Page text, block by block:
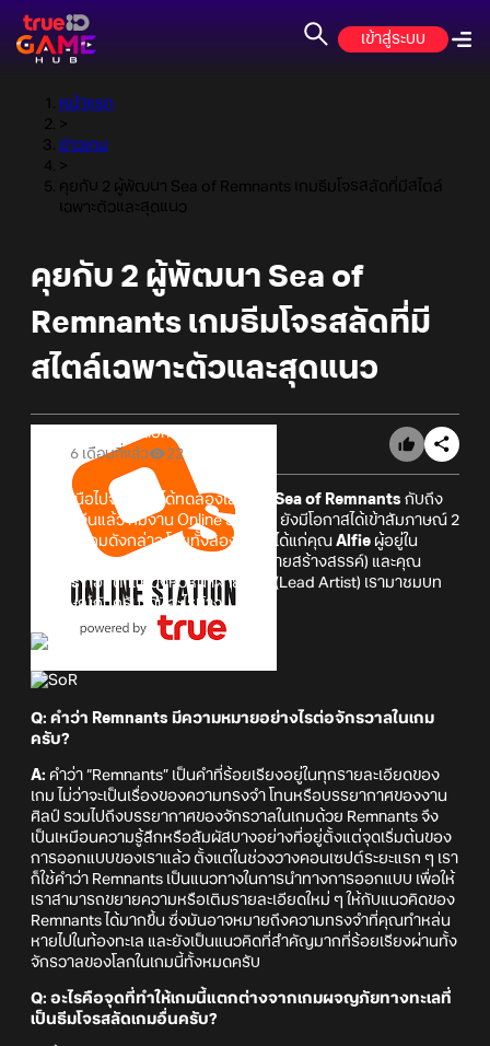
เข้าสู่ระบบ
หน้าแรก
>
ข่าวเกม
>
คุยกับ 2 ผู้พัฒนา Sea of Remnants เกมธีมโจรสลัดที่มีสไตล์
เฉพาะตัวและสุดแนว
คุยกับ 2 ผู้พัฒนา Sea of
Remnants เกมธีมโจรสลัดที่มี
สไตล์เฉพาะตัวและสุดแนว
Online Station
6 เดือนที่แล้ว
22
นอกเหนือไปจากการได้ทดลองเล่นเกม Sea of Remnants กับถึง
ประเทศจีนแล้ว ทีมงาน Online Station ยังมีโอกาสได้เข้าสัมภาษณ์ 2
ผู้พัฒนาเกมดังกล่าว โดยทั้งสองท่านนี้ได้แก่คุณ Alfie ผู้อยู่ใน
ตำแหน่ง Creative Director (ผู้กำกับฝ่ายสร้างสรรค์) และคุณ
Kairosที่อยู่ตำแหน่งหัวหน้าฝ่ายศิลป์ (Lead Artist) เรามาชมบท
สัมภาษณ์กันครับว่ามีอะไรบ้าง
Q: คำว่า Remnants มีความหมายอย่างไรต่อจักรวาลในเกม
ครับ?
A: คำว่า “Remnants” เป็นคำที่ร้อยเรียงอยู่ในทุกรายละเอียดของ
เกม ไม่ว่าจะเป็นเรื่องของความทรงจำ โทนหรือบรรยากาศของงาน
ศิลป์ รวมไปถึงบรรยากาศของจักรวาลในเกมด้วย Remnants จึง
เป็นเหมือนความรู้สึกหรือสัมผัสบางอย่างที่อยู่ตั้งแต่จุดเริ่มต้นของ
การออกแบบของเราแล้ว ตั้งแต่ในช่วงวางคอนเซปต์ระยะแรก ๆ เรา
ก็ใช้คำว่า Remnants เป็นแนวทางในการนำทางการออกแบบ เพื่อให้
เราสามารถขยายความหรือเติมรายละเอียดใหม่ ๆ ให้กับแนวคิดของ
Remnants ได้มากขึ้น ซึ่งมันอาจหมายถึงความทรงจำที่คุณทำหล่น
หายไปในท้องทะเล และยังเป็นแนวคิดที่สำคัญมากที่ร้อยเรียงผ่านทั้ง
จักรวาลของโลกในเกมนี้ทั้งหมดครับ
Q: อะไรคือจุดที่ทำให้เกมนี้แตกต่างจากเกมผจญภัยทางทะเลที่
เป็นธีมโจรสลัดเกมอื่นครับ?